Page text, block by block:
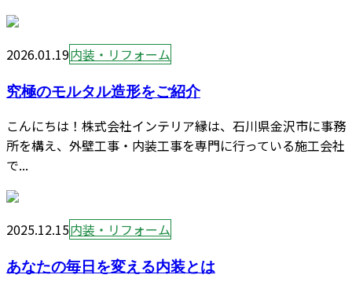
2026.01.19内装・リフォーム
究極のモルタル造形をご紹介
こんにちは！株式会社インテリア縁は、石川県金沢市に事務
所を構え、外壁工事・内装工事を専門に行っている施工会社
で...
2025.12.15内装・リフォーム
あなたの毎日を変える内装とは